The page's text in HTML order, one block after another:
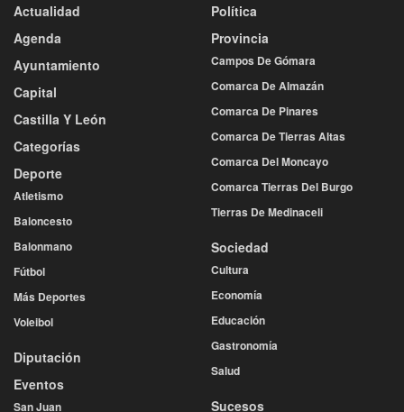
Actualidad
Agenda
Ayuntamiento
Capital
Castilla Y León
Categorías
Deporte
Atletismo
Baloncesto
Balonmano
Fútbol
Más Deportes
Voleibol
Diputación
Eventos
San Juan
Política
Provincia
Campos De Gómara
Comarca De Almazán
Comarca De Pinares
Comarca De Tierras Altas
Comarca Del Moncayo
Comarca Tierras Del Burgo
Tierras De Medinaceli
Sociedad
Cultura
Economía
Educación
Gastronomía
Salud
Sucesos